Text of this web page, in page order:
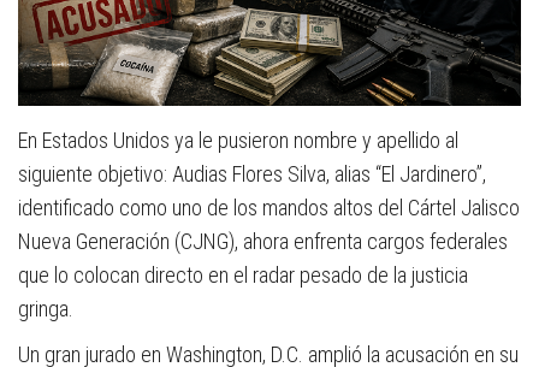
En Estados Unidos ya le pusieron nombre y apellido al
siguiente objetivo: Audias Flores Silva, alias “El Jardinero”,
identificado como uno de los mandos altos del Cártel Jalisco
Nueva Generación (CJNG), ahora enfrenta cargos federales
que lo colocan directo en el radar pesado de la justicia
gringa.
Un gran jurado en Washington, D.C. amplió la acusación en su